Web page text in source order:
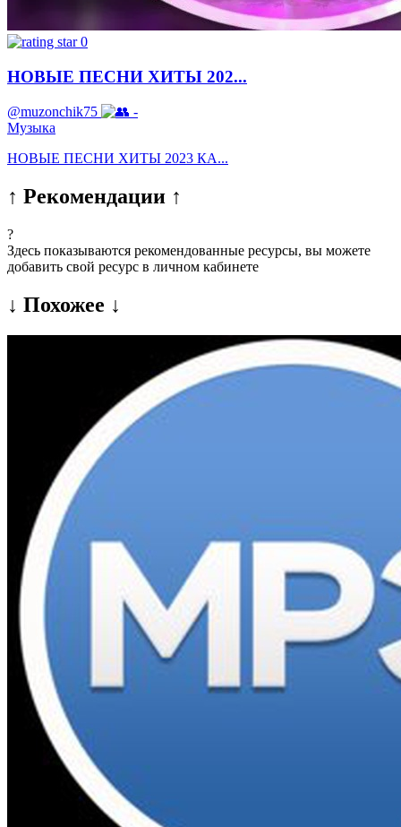
0
НОВЫЕ ПЕСНИ ХИТЫ 202...
@muzonchik75
-
Музыка
НОВЫЕ ПЕСНИ ХИТЫ 2023 КА...
↑ Рекомендации ↑
?
Здесь показываются рекомендованные ресурсы, вы можете
добавить свой ресурс в личном кабинете
↓ Похожее ↓